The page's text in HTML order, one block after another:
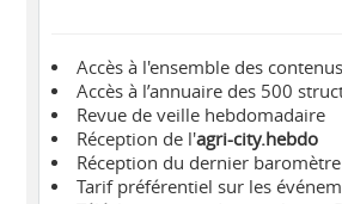
Accès à l'ensemble des
Accès à l’annuaire des 500
Revue de veille hebdomadaire
Réception de l'agri-city.hebdo
Réception du dernier
Tarif préférentiel sur les